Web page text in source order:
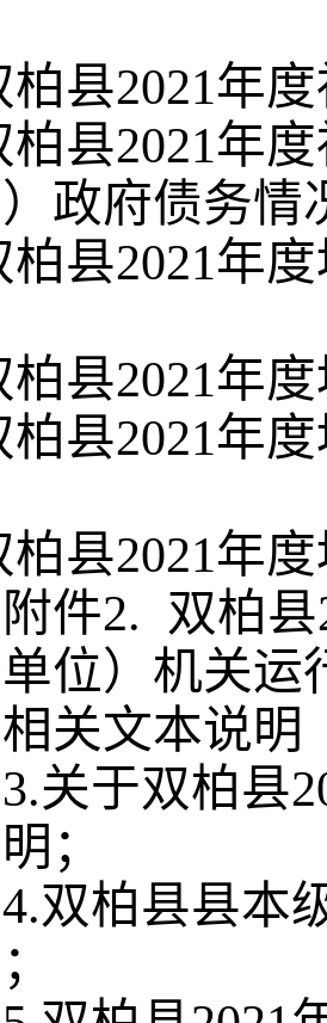
柏县2021年度
柏县2021年度
）政府债务情
柏县2021年度
柏县2021年度
柏县2021年度
柏县2021年度
件2. 双柏县
单位）机关
关文本说明
3.关于双柏县
；
4.双柏县县本